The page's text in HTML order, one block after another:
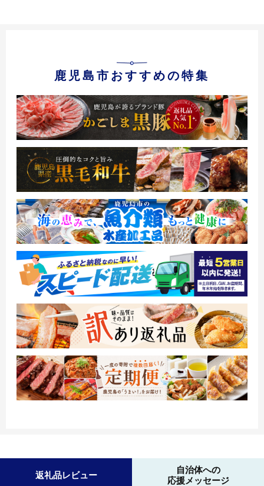
鹿児島市おすすめの特集
返礼品レビュー
自治体への
応援メッセージ